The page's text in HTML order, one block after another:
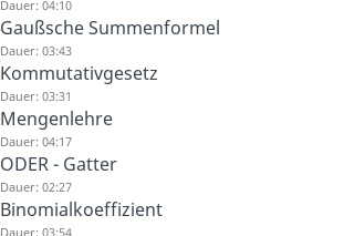
Dauer: 04:10
Gaußsche Summenformel
Dauer: 03:43
Kommutativgesetz
Dauer: 03:31
Mengenlehre
Dauer: 04:17
ODER - Gatter
Dauer: 02:27
Binomialkoeffizient
Dauer: 03:54